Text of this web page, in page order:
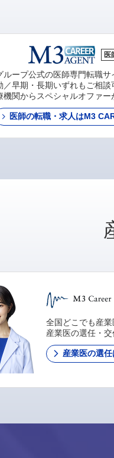
医
ループ公式の医師専門転職サ
早期・長期いずれもご相談
機関からスペシャルオファー
医師の転職・求人はM3
全国どこでも産業
産業医の選任・
産業医の選